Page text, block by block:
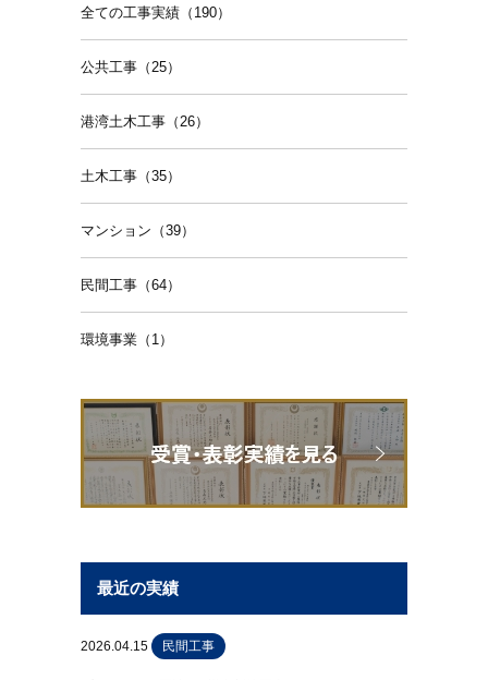
全ての工事実績（190）
公共工事（25）
港湾土木工事（26）
土木工事（35）
マンション（39）
民間工事（64）
環境事業（1）
最近の実績
2026.04.15 民間工事